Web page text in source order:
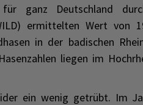
ganz Deutschland
ermittelten Wert von
in der badischen
liegen im
ein wenig getrübt. Im